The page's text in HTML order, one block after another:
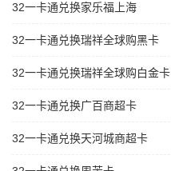
32一卡通兑换家乐福上海
32一卡通兑换瑞祥全球购黑卡
32一卡通兑换瑞祥全球购白金卡
32一卡通兑换广百商超卡
32一卡通兑换天河城商超卡